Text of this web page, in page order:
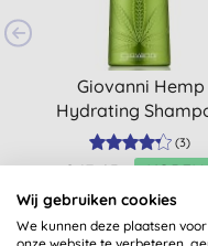
Giovanni Hemp
Hydrating
(alle haartypes)
(3)
€ 17,65 KOPEN
Wij gebruiken cookies
We kunnen deze plaatsen